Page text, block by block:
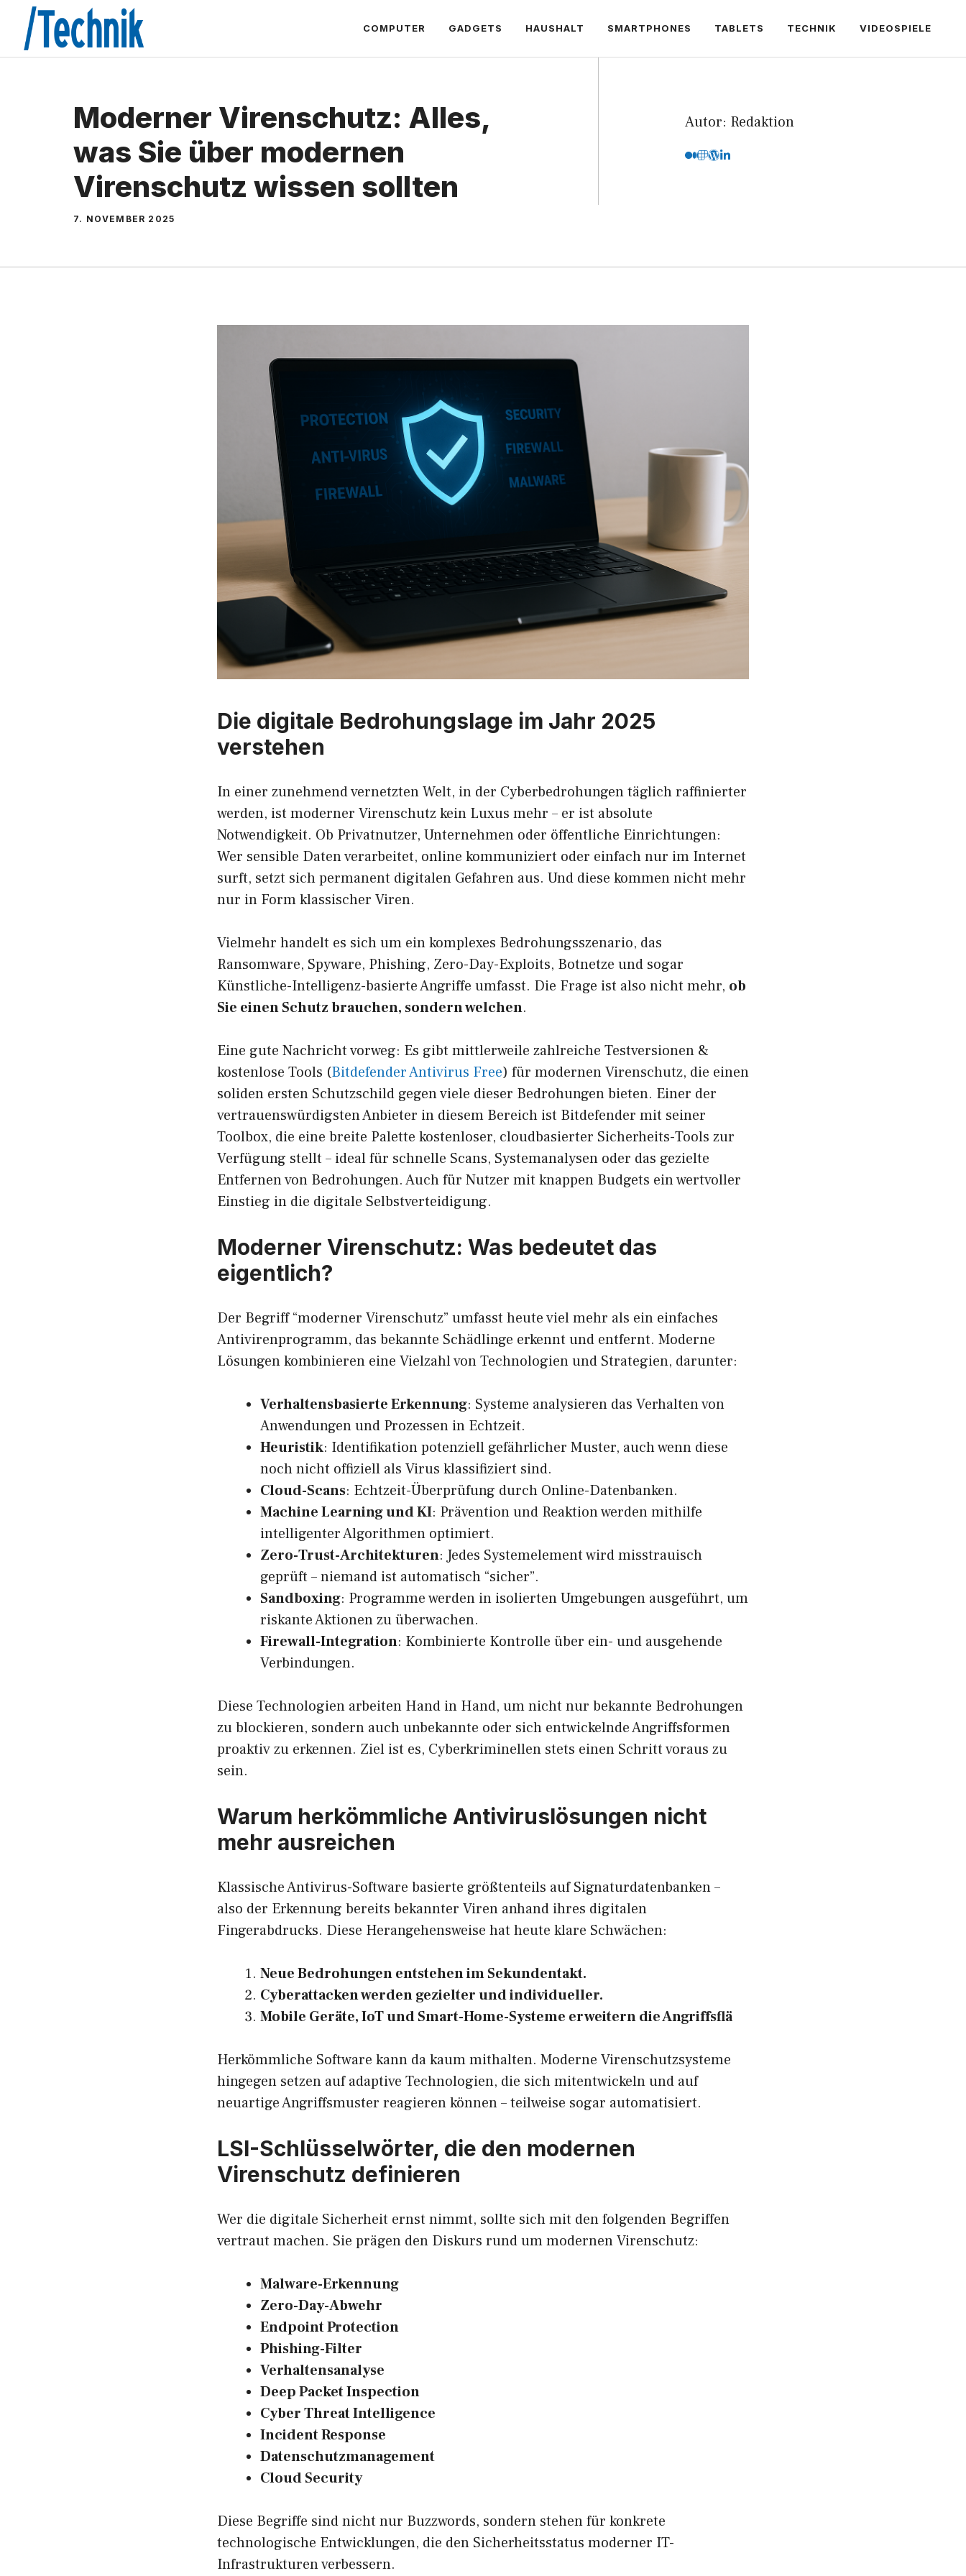
Inhalt
springen
COMPUTER GADGETS HAUSHALT SMARTPHONES TABLETS TECHNIK VIDEOSPIELE
Moderner Virenschutz: Alles,
was Sie über modernen
Virenschutz wissen sollten
7. NOVEMBER 2025
Autor: Redaktion
Die digitale Bedrohungslage im Jahr 2025
verstehen
In einer zunehmend vernetzten Welt, in der Cyberbedrohungen täglich raffinierter
werden, ist moderner Virenschutz kein Luxus mehr – er ist absolute
Notwendigkeit. Ob Privatnutzer, Unternehmen oder öffentliche Einrichtungen:
Wer sensible Daten verarbeitet, online kommuniziert oder einfach nur im Internet
surft, setzt sich permanent digitalen Gefahren aus. Und diese kommen nicht mehr
nur in Form klassischer Viren.
Vielmehr handelt es sich um ein komplexes Bedrohungsszenario, das
Ransomware, Spyware, Phishing, Zero-Day-Exploits, Botnetze und sogar
Künstliche-Intelligenz-basierte Angriffe umfasst. Die Frage ist also nicht mehr, ob
Sie einen Schutz brauchen, sondern welchen.
Eine gute Nachricht vorweg: Es gibt mittlerweile zahlreiche Testversionen &
kostenlose Tools (Bitdefender Antivirus Free) für modernen Virenschutz, die einen
soliden ersten Schutzschild gegen viele dieser Bedrohungen bieten. Einer der
vertrauenswürdigsten Anbieter in diesem Bereich ist Bitdefender mit seiner
Toolbox, die eine breite Palette kostenloser, cloudbasierter Sicherheits-Tools zur
Verfügung stellt – ideal für schnelle Scans, Systemanalysen oder das gezielte
Entfernen von Bedrohungen. Auch für Nutzer mit knappen Budgets ein wertvoller
Einstieg in die digitale Selbstverteidigung.
Moderner Virenschutz: Was bedeutet das
eigentlich?
Der Begriff “moderner Virenschutz” umfasst heute viel mehr als ein einfaches
Antivirenprogramm, das bekannte Schädlinge erkennt und entfernt. Moderne
Lösungen kombinieren eine Vielzahl von Technologien und Strategien, darunter:
Verhaltensbasierte Erkennung: Systeme analysieren das Verhalten von
Anwendungen und Prozessen in Echtzeit.
Heuristik: Identifikation potenziell gefährlicher Muster, auch wenn diese
noch nicht offiziell als Virus klassifiziert sind.
Cloud-Scans: Echtzeit-Überprüfung durch Online-Datenbanken.
Machine Learning und KI: Prävention und Reaktion werden mithilfe
intelligenter Algorithmen optimiert.
Zero-Trust-Architekturen: Jedes Systemelement wird misstrauisch
geprüft – niemand ist automatisch “sicher”.
Sandboxing: Programme werden in isolierten Umgebungen ausgeführt, um
riskante Aktionen zu überwachen.
Firewall-Integration: Kombinierte Kontrolle über ein- und ausgehende
Verbindungen.
Diese Technologien arbeiten Hand in Hand, um nicht nur bekannte Bedrohungen
zu blockieren, sondern auch unbekannte oder sich entwickelnde Angriffsformen
proaktiv zu erkennen. Ziel ist es, Cyberkriminellen stets einen Schritt voraus zu
sein.
Warum herkömmliche Antiviruslösungen nicht
mehr ausreichen
Klassische Antivirus-Software basierte größtenteils auf Signaturdatenbanken –
also der Erkennung bereits bekannter Viren anhand ihres digitalen
Fingerabdrucks. Diese Herangehensweise hat heute klare Schwächen:
Neue Bedrohungen entstehen im Sekundentakt.
Cyberattacken werden gezielter und individueller.
Mobile Geräte, IoT und Smart-Home-Systeme erweitern die Angriffsflä
Herkömmliche Software kann da kaum mithalten. Moderne Virenschutzsysteme
hingegen setzen auf adaptive Technologien, die sich mitentwickeln und auf
neuartige Angriffsmuster reagieren können – teilweise sogar automatisiert.
LSI-Schlüsselwörter, die den modernen
Virenschutz definieren
Wer die digitale Sicherheit ernst nimmt, sollte sich mit den folgenden Begriffen
vertraut machen. Sie prägen den Diskurs rund um modernen Virenschutz:
Malware-Erkennung
Zero-Day-Abwehr
Endpoint Protection
Phishing-Filter
Verhaltensanalyse
Deep Packet Inspection
Cyber Threat Intelligence
Incident Response
Datenschutzmanagement
Cloud Security
Diese Begriffe sind nicht nur Buzzwords, sondern stehen für konkrete
technologische Entwicklungen, die den Sicherheitsstatus moderner IT-
Infrastrukturen verbessern.